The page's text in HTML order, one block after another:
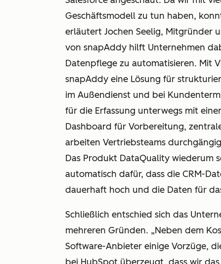
Geschäftsmodell zu tun haben,
erläutert Jochen Seelig, Mitgründer
von snapAddy hilft Unternehmen
Datenpflege zu automatisieren. Mit
snapAddy eine Lösung für
im Außendienst und bei
für die Erfassung unterwegs mit
Dashboard für Vorbereitung,
arbeiten Vertriebsteams
Das Produkt DataQuality wiederum
automatisch dafür, dass die CRM-
dauerhaft hoch und die Daten für
Schließlich entschied sich das
mehreren Gründen. „Neben dem
Software-Anbieter einige Vorzüge,